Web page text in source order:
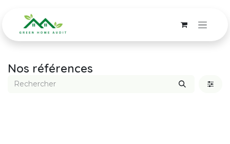
Nos références